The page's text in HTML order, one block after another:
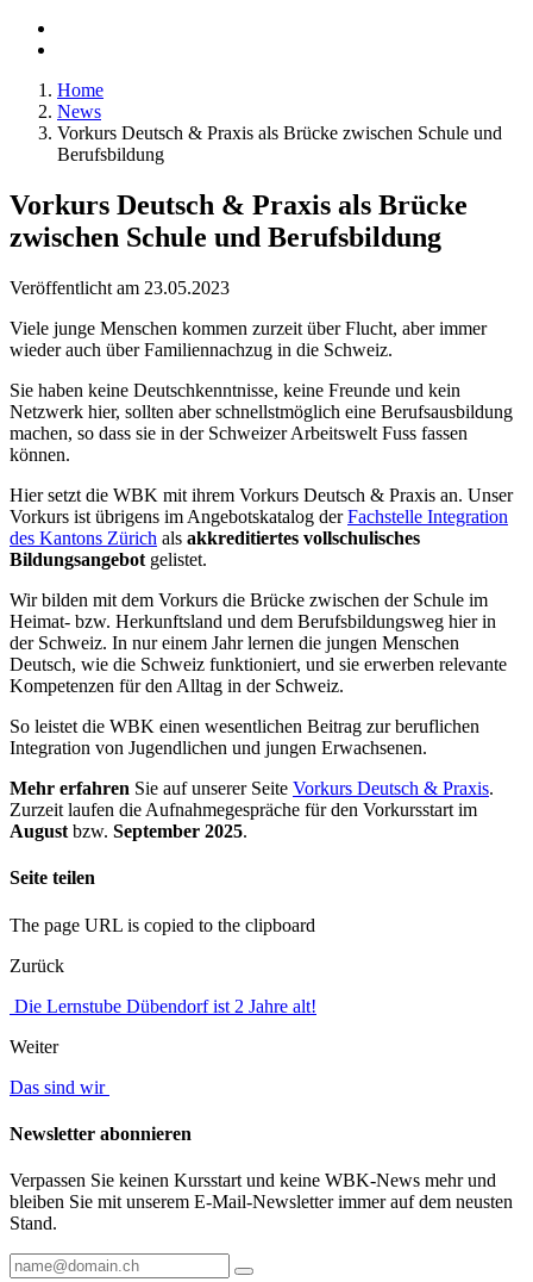
Home
News
Vorkurs Deutsch & Praxis als Brücke zwischen Schule und
Berufsbildung
Vorkurs Deutsch & Praxis als Brücke
zwischen Schule und Berufsbildung
Veröffentlicht am 23.05.2023
Viele junge Menschen kommen zurzeit über Flucht, aber immer
wieder auch über Familiennachzug in die Schweiz.
Sie haben keine Deutschkenntnisse, keine Freunde und kein
Netzwerk hier, sollten aber schnellstmöglich eine Berufsausbildung
machen, so dass sie in der Schweizer Arbeitswelt Fuss fassen
können.
Hier setzt die WBK mit ihrem Vorkurs Deutsch & Praxis an. Unser
Vorkurs ist übrigens im Angebotskatalog derFachstelle Integration
des Kantons Zürich als akkreditiertes vollschulisches
Bildungsangebot gelistet.
Wir bilden mit dem Vorkurs die Brücke zwischen der Schule im
Heimat- bzw. Herkunftsland und dem Berufsbildungsweg hier in
der Schweiz. In nur einem Jahr lernen die jungen Menschen
Deutsch, wie die Schweiz funktioniert, und sie erwerben relevante
Kompetenzen für den Alltag in der Schweiz.
So leistet die WBK einen wesentlichen Beitrag zur beruflichen
Integration von Jugendlichen und jungen Erwachsenen.
Mehr erfahren Sie auf unserer Seite Vorkurs Deutsch & Praxis.
Zurzeit laufen die Aufnahmegespräche für den Vorkursstart im
August bzw. September 2025.
Seite teilen
The page URL is copied to the clipboard
Zurück
Die Lernstube Dübendorf ist 2 Jahre alt!
Weiter
Das sind wir
Newsletter abonnieren
Verpassen Sie keinen Kursstart und keine WBK-News mehr und
bleiben Sie mit unserem E-Mail-Newsletter immer auf dem neusten
Stand.